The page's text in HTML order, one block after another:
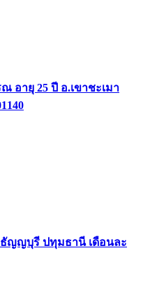
อายุ 25 ปี อ.เขาชะเมา
ธัญญบุรี ปทุมธานี เดือนละ